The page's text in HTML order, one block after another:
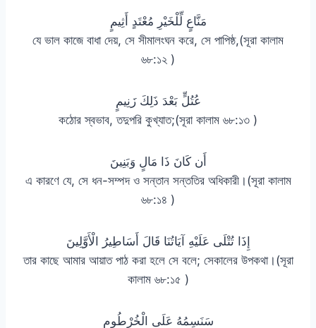
مَنَّاعٍ لِّلْخَيْرِ مُعْتَدٍ أَثِيمٍ
যে ভাল কাজে বাধা দেয়, সে সীমালংঘন করে, সে পাপিষ্ঠ,(সূরা কালাম
৬৮:১২ )
عُتُلٍّ بَعْدَ ذَلِكَ زَنِيمٍ
কঠোর স্বভাব, তদুপরি কুখ্যাত;(সূরা কালাম ৬৮:১৩ )
أَن كَانَ ذَا مَالٍ وَبَنِينَ
এ কারণে যে, সে ধন-সম্পদ ও সন্তান সন্ততির অধিকারী।(সূরা কালাম
৬৮:১৪ )
إِذَا تُتْلَى عَلَيْهِ آيَاتُنَا قَالَ أَسَاطِيرُ الْأَوَّلِينَ
তার কাছে আমার আয়াত পাঠ করা হলে সে বলে; সেকালের উপকথা।(সূরা
কালাম ৬৮:১৫ )
سَنَسِمُهُ عَلَى الْخُرْطُومِ